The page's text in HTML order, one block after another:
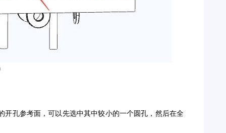
孔参考面，可以先选中其中较小的一个圆孔，然后在全